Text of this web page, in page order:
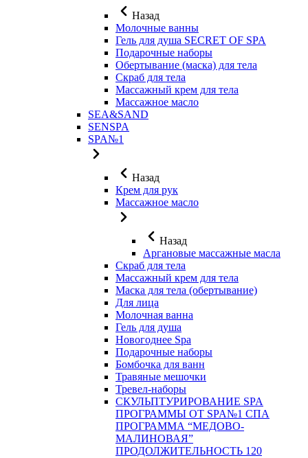
Назад
Молочные ванны
Гель для душа SECRET OF SPA
Подарочные наборы
Обертывание (маска) для тела
Скраб для тела
Массажный крем для тела
Массажное масло
SEA&SAND
SENSPA
SPA№1
Назад
Крем для рук
Массажное масло
Назад
Аргановые массажные масла
Скраб для тела
Массажный крем для тела
Маска для тела (обертывание)
Для лица
Молочная ванна
Гель для душа
Новогоднее Spa
Подарочные наборы
Бомбочка для ванн
Травяные мешочки
Тревел-наборы
СКУЛЬПТУРИРОВАНИЕ SPA
ПРОГРАММЫ ОТ SPA№1 СПА
ПРОГРАММА “МЕДОВО-
МАЛИНОВАЯ”
ПРОДОЛЖИТЕЛЬНОСТЬ 120